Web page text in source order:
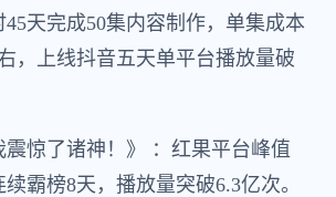
天完成50集内容制作，单集成本
，上线抖音五天单平台播放量破
震惊了诸神！》 ：红果平台峰值
霸榜8天，播放量突破6.3亿次。